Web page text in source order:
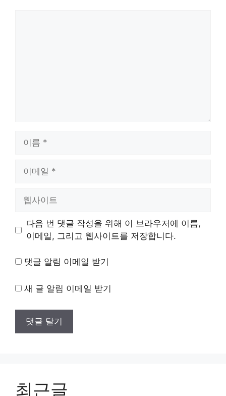
트
다음 번 댓글 작성을 위해 이 브라우저에 이름,
이메일, 그리고 웹사이트를 저장합니다.
댓글 알림 이메일 받기
새 글 알림 이메일 받기
최근글